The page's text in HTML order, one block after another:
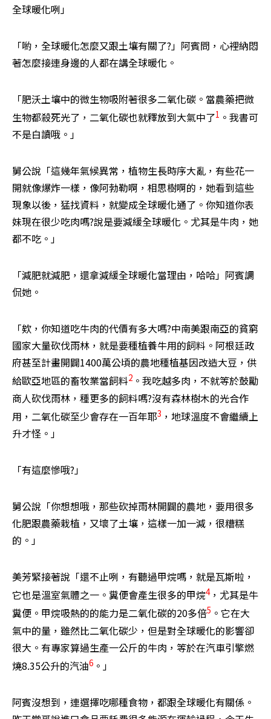
全球暖化咧」
「喲，全球暖化怎麼又跟土壤有關了?」阿賓問，心裡納悶
著怎麼接連身邊的人都在講全球暖化。
「肥沃土壤中的微生物吸附著很多二氧化碳。當農藥把微
生物都殺死光了，二氧化碳也就釋放到大氣中了1 。我書可
不是白讀哦。」
舅公說「這幾年氣候異常，植物生長時序大亂，有些花一
開就像爆炸一樣，像阿勃勒啊，相思樹啊的，她看到這些
現象以後，猛找資料，就變成全球暖化通了。你知道你表
妹現在很少吃肉嗎?說是要減緩全球暖化。尤其是牛肉，她
都不吃。」
「減肥就減肥，還拿減緩全球暖化當理由，哈哈」阿賓調
侃她。
「欸，你知道吃牛肉的代價有多大嗎?中南美跟南亞的貧窮
國家大量砍伐雨林，就是要種植養牛用的飼料。阿根廷政
府甚至計畫開闢1400萬公頃的農地種植基因改造大豆，供
給歐亞地區的畜牧業當飼料2 。我吃越多肉，不就等於鼓勵
商人砍伐雨林，種更多的飼料嗎?沒有森林樹木的光合作
用，二氧化碳至少會存在一百年耶3 ，地球溫度不會繼續上
升才怪。」
「有這麼慘哦?」
舅公說「你想想哦，那些砍掉雨林開闢的農地，要用很多
化肥跟農藥栽植，又壞了土壤，這樣一加一減，很糟糕
的。」
美芳緊接著說「還不止咧，有聽過甲烷嗎，就是瓦斯啦，
它也是溫室氣體之一。糞便會產生很多的甲烷4，尤其是牛
糞便。甲烷吸熱的的能力是二氧化碳的20多倍5 。它在大
氣中的量，雖然比二氧化碳少，但是對全球暖化的影響卻
很大。有專家算過生產一公斤的牛肉，等於在汽車引擎燃
燒8.35公升的汽油6 。」
阿賓沒想到，連選擇吃哪種食物，都跟全球暖化有關係。